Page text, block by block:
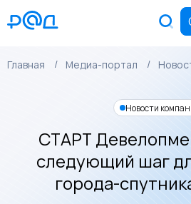
Главная Медиа-портал
Новости
СТАРТ
следующий шаг
города-